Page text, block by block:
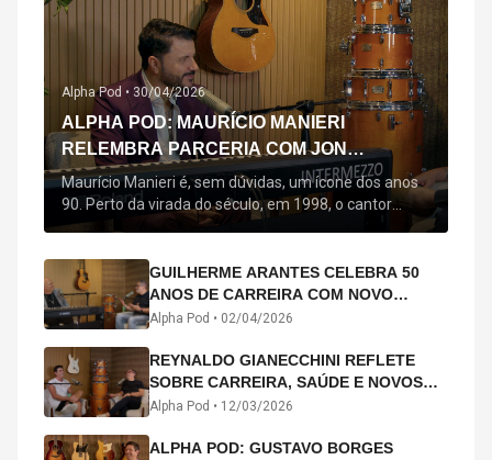
Alpha Pod • 30/04/2026
ALPHA POD: MAURÍCIO MANIERI
RELEMBRA PARCERIA COM JON
SECADA, ORIGEM DE "BEM QUERER" E
MAIS
Maurício Manieri é, sem dúvidas, um ícone dos anos
90. Perto da virada do século, em 1998, o cantor
estreou oficialmente com o seu primeiro disco, "A
acompanham até hoje, quase trinta anos mais tarde:
"Bem Querer" e "Minha Menina". Em 2026, o astro
segue com o […]
GUILHERME ARANTES CELEBRA 50
ANOS DE CARREIRA COM NOVO
ÁLBUM INTERDIMENSIONAL E TURNÊ
Alpha Pod • 02/04/2026
REYNALDO GIANECCHINI REFLETE
SOBRE CARREIRA, SAÚDE E NOVOS
CAMINHOS ARTÍSTICOS NO ALPHA
Alpha Pod • 12/03/2026
ALPHA POD: GUSTAVO BORGES